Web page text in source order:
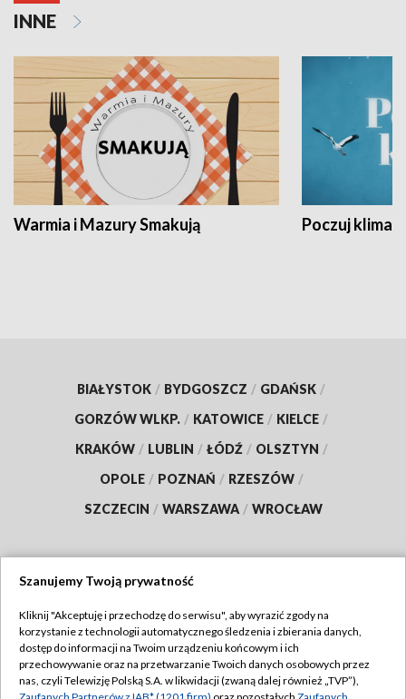
INNE
Warmia i Mazury Smakują Poczuj klimat
BIAŁYSTOK / BYDGOSZCZ / GDAŃSK /
GORZÓW WLKP. / KATOWICE / KIELCE /
KRAKÓW / LUBLIN / ŁÓDŹ / OLSZTYN /
OPOLE / POZNAŃ / RZESZÓW /
SZCZECIN / WARSZAWA / WROCŁAW
TVP
Abonament TVP
Emisja w TVP
Regulamin TVP
Szanujemy Twoją prywatność
Kliknij "Akceptuję i przechodzę do serwisu", aby wyrazić zgody na
korzystanie z technologii automatycznego śledzenia i zbierania danych,
dostęp do informacji na Twoim urządzeniu końcowym i ich
przechowywanie oraz na przetwarzanie Twoich danych osobowych przez
nas, czyli Telewizję Polską S.A. w likwidacji (zwaną dalej również „TVP”),